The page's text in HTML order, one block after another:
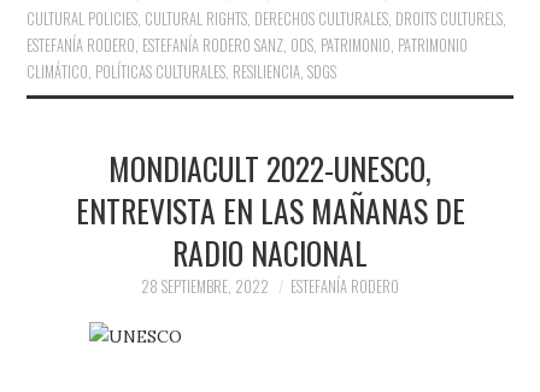
CULTURAL POLICIES, CULTURAL RIGHTS, DERECHOS CULTURALES, DROITS CULTURELS,
ESTEFANÍA RODERO, ESTEFANÍA RODERO SANZ, ODS, PATRIMONIO, PATRIMONIO
CLIMÁTICO, POLÍTICAS CULTURALES, RESILIENCIA,SDGS
MONDIACULT 2022-UNESCO,
ENTREVISTA EN LAS MAÑANAS DE
RADIO NACIONAL
28 SEPTIEMBRE, 2022 ESTEFANÍA RODERO